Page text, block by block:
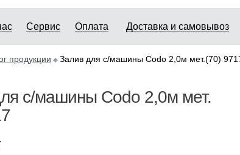
Сервис Оплата Доставка и самовывоз
продукции Залив для с/машины Codo 2,0м мет.(70)
с/машины Codo 2,0м мет.